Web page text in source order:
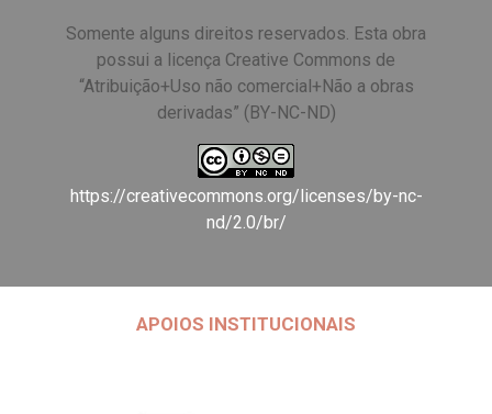
Somente alguns direitos reservados. Esta obra
possui a licença Creative Commons de
“Atribuição+Uso não comercial+Não a obras
derivadas” (BY-NC-ND)
https://creativecommons.org/licenses/by-nc-
nd/2.0/br/
APOIOS INSTITUCIONAIS